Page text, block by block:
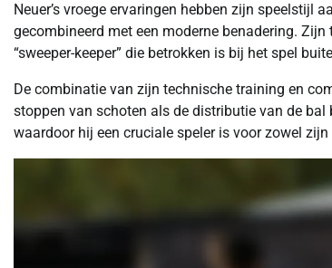
Neuer’s vroege ervaringen hebben zijn speelstijl
gecombineerd met een moderne benadering.
“sweeper-keeper” die betrokken is bij het spel
De combinatie van zijn technische training en
stoppen van schoten als de distributie van de
waardoor hij een cruciale speler is voor zowel